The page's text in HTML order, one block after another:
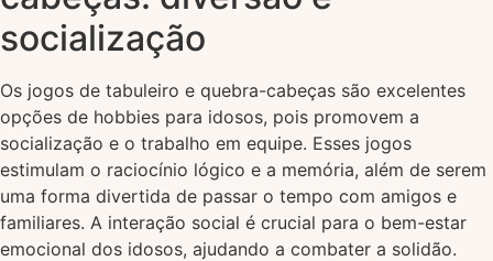
socialização
Os jogos de tabuleiro e quebra-cabeças são excelentes
opções de hobbies para idosos, pois promovem a
socialização e o trabalho em equipe. Esses jogos
estimulam o raciocínio lógico e a memória, além de serem
uma forma divertida de passar o tempo com amigos e
familiares. A interação social é crucial para o bem-estar
emocional dos idosos, ajudando a combater a solidão.